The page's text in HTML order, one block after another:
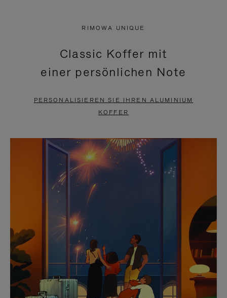
PAUSIERT,
BITTE
DRÜCKEN
ANZUHALTEN
KLICKEN
SIE
ZUM
AUFHEBEN
STUMMSCHALTUNG
RIMOWA UNIQUE
Classic Koffer mit
einer persönlichen Note
PERSONALISIEREN SIE IHREN ALUMINIUM
KOFFER